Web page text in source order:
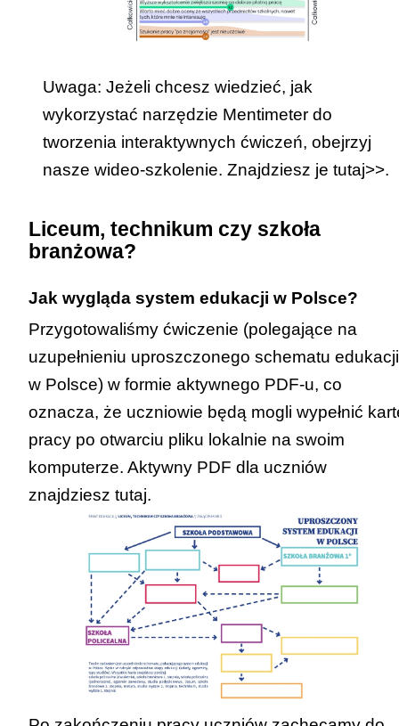
Uwaga: Jeżeli chcesz wiedzieć, jak
wykorzystać narzędzie Mentimeter do
tworzenia interaktywnych ćwiczeń, obejrzyj
nasze wideo-szkolenie. Znajdziesz je tutaj>>.
Liceum, technikum czy szkoła
branżowa?
Jak wygląda system edukacji w Polsce?
Przygotowaliśmy ćwiczenie (polegające na
uzupełnieniu uproszczonego schematu edukacji
w Polsce) w formie aktywnego PDF-u, co
oznacza, że uczniowie będą mogli wypełnić
pracy po otwarciu pliku lokalnie na swoim
komputerze. Aktywny PDF dla uczniów
znajdziesz tutaj.